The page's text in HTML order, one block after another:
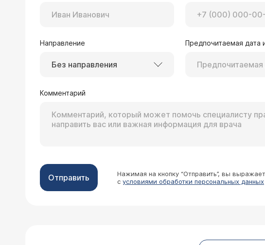
Направление
Без направления
Предпочитаемая дата
Комментарий
Отправить
Нажимая на кнопку “Отправить”, вы
с условиями обработки персональных данных